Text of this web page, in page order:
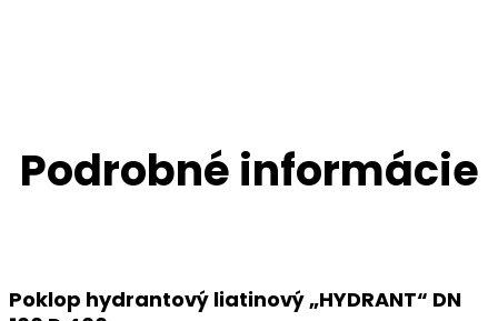
Podrobné informácie
Poklop hydrantový liatinový „HYDRANT“ DN